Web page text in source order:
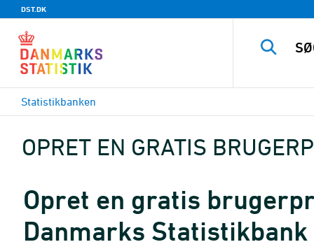
DST.DK
Statistikbanken
OPRET EN GRATIS
Opret en gratis
Danmarks Statistikbank